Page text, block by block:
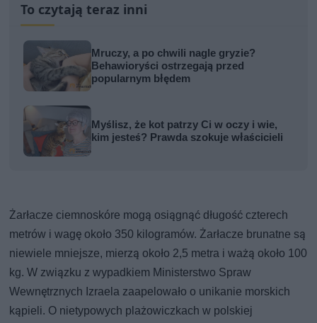
To czytają teraz inni
Mruczy, a po chwili nagle gryzie?
Behawioryści ostrzegają przed
popularnym błędem
Myślisz, że kot patrzy Ci w oczy i wie,
kim jesteś? Prawda szokuje właścicieli
Żarłacze ciemnoskóre mogą osiągnąć długość czterech
metrów i wagę około 350 kilogramów. Żarłacze brunatne są
niewiele mniejsze, mierzą około 2,5 metra i ważą około 100
kg. W związku z wypadkiem Ministerstwo Spraw
Wewnętrznych Izraela zaapelowało o unikanie morskich
kąpieli. O nietypowych plażowiczkach w polskiej